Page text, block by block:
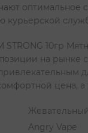
оптимальное
STRONG 10гр
на рынке
цена, а
Angry Vape